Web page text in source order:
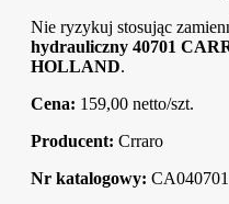
Nie ryzykuj stosując
hydrauliczny 40701
HOLLAND.
Cena: 159,00 netto/szt.
Producent: Crraro
Nr katalogowy: CA040701